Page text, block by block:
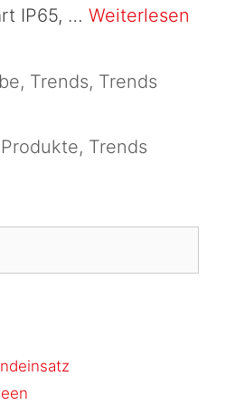
IP65, … Weiterlesen
, Trends, Trends
Produkte, Trends